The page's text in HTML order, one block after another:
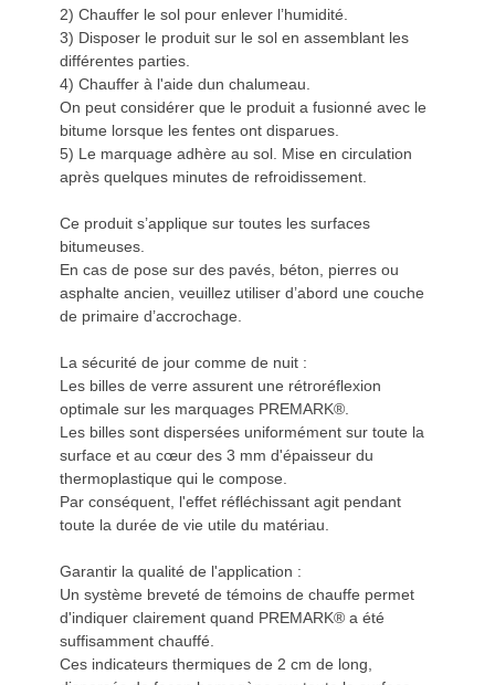
2) Chauffer le sol pour enlever l’humidité.
3) Disposer le produit sur le sol en assemblant les
différentes parties.
4) Chauffer à l'aide dun chalumeau.
On peut considérer que le produit a fusionné avec le
bitume lorsque les fentes ont disparues.
5) Le marquage adhère au sol. Mise en circulation
après quelques minutes de refroidissement.
Ce produit s’applique sur toutes les surfaces
bitumeuses.
En cas de pose sur des pavés, béton, pierres ou
asphalte ancien, veuillez utiliser d’abord une couche
de primaire d’accrochage.
La sécurité de jour comme de nuit :
Les billes de verre assurent une rétroréflexion
optimale sur les marquages PREMARK®.
Les billes sont dispersées uniformément sur toute la
surface et au cœur des 3 mm d'épaisseur du
thermoplastique qui le compose.
Par conséquent, l'effet réfléchissant agit pendant
toute la durée de vie utile du matériau.
Garantir la qualité de l'application :
Un système breveté de témoins de chauffe permet
d'indiquer clairement quand PREMARK® a été
suffisamment chauffé.
Ces indicateurs thermiques de 2 cm de long,